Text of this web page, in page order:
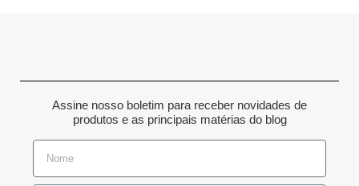
Assine nosso boletim para receber novidades de
produtos e as principais matérias do blog